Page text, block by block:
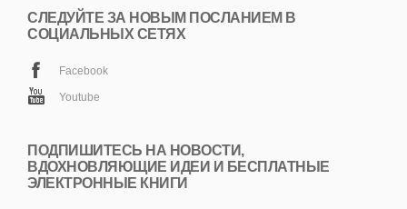
СЛЕДУЙТЕ ЗА НОВЫМ ПОСЛАНИЕМ В
СОЦИАЛЬНЫХ СЕТЯХ
Facebook
Youtube
ПОДПИШИТЕСЬ НА НОВОСТИ,
ВДОХНОВЛЯЮЩИЕ ИДЕИ И БЕСПЛАТНЫЕ
ЭЛЕКТРОННЫЕ КНИГИ